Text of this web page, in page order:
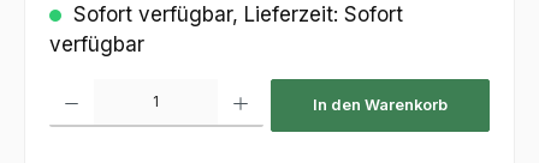
Sofort verfügbar, Lieferzeit: Sofort
verfügbar
In den Warenkorb